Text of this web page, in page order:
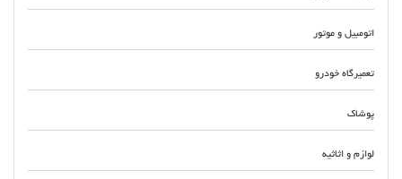
اتومبیل و موتور
تعمیرگاه خودرو
پوشاک
لوازم و اثاثیه